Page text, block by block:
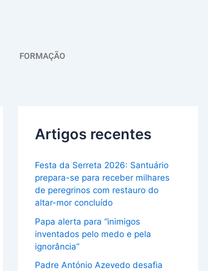
FORMAÇÃO
Artigos recentes
Festa da Serreta 2026: Santuário
prepara-se para receber milhares
de peregrinos com restauro do
altar-mor concluído
Papa alerta para “inimigos
inventados pelo medo e pela
ignorância”
Padre António Azevedo desafia
u